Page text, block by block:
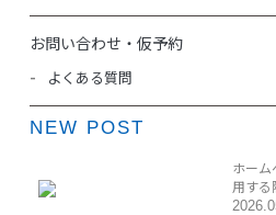
お問い合わせ・仮予約
よくある質問
NEW POST
ホーム
用する